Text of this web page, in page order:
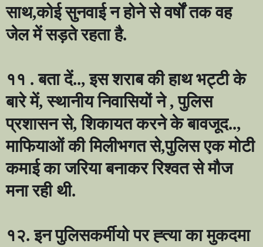
साथ,कोई सुनवाई न होने से वर्षों तक वह
जेल में सड़ते रहता है.
११ . बता दें..,इस शराब की हाथ भट्टी के
बारे में,स्थानीय निवासियों ने,पुलिस
प्रशासन से,शिकायत करने के बावजूद..,
माफियाओं की मिलीभगत से,पुलिस एक मोटी
कमाई का जरिया बनाकर रिश्वत से मौज
मना रही थी.
१२. इन पुलिसकर्मीयो पर ह्त्या का मुकदमा